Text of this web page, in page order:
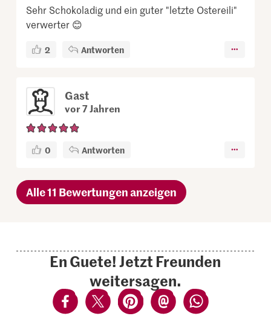
Sehr Schokoladig und ein guter "letzte Ostereili"
verwerter 😊
2 Antworten
Gast
vor 7 Jahren
0 Antworten
Alle 11 Bewertungen anzeigen
En Guete! Jetzt Freunden
weitersagen.